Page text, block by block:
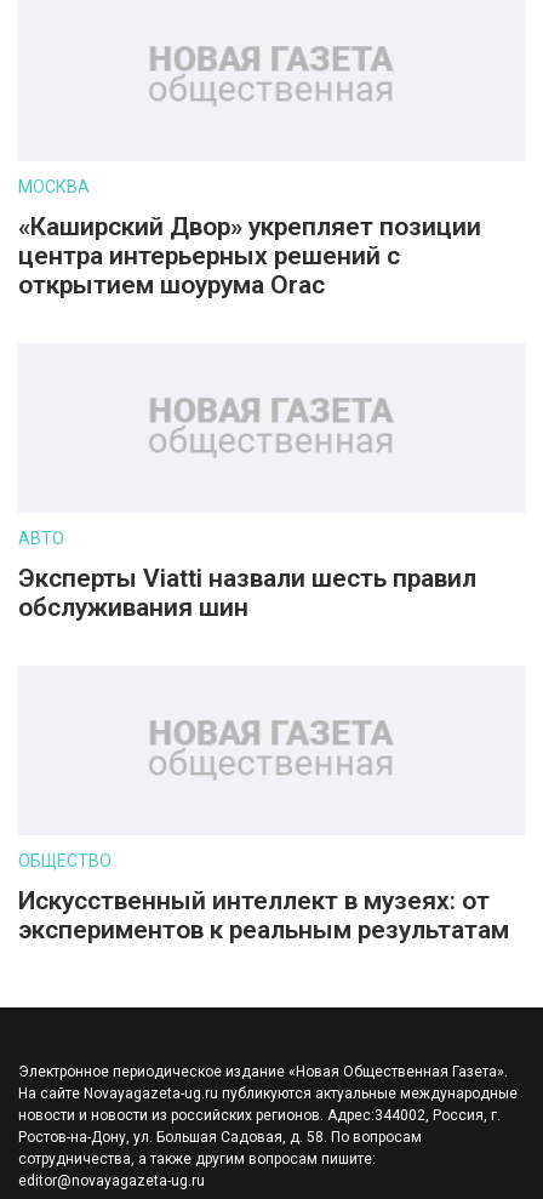
МОСКВА
«Каширский Двор» укрепляет позиции
центра интерьерных решений с
открытием шоурума Orac
АВТО
Эксперты Viatti назвали шесть правил
обслуживания шин
ОБЩЕСТВО
Искусственный интеллект в музеях: от
экспериментов к реальным результатам
Электронное периодическое издание «Новая Общественная Газета».
На сайте Novayagazeta-ug.ru публикуются актуальные международные
новости и новости из российских регионов. Адрес:344002, Россия, г.
Ростов-на-Дону, ул. Большая Садовая, д. 58. По вопросам
сотрудничества, а также другим вопросам пишите:
editor@novayagazeta-ug.ru